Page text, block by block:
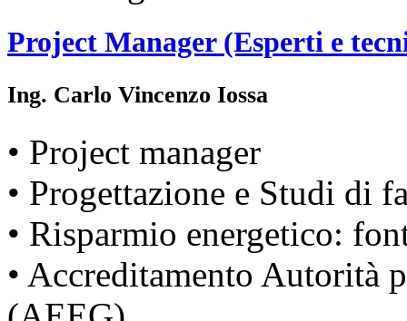
Project Manager (Esperti e
Ing. Carlo Vincenzo Iossa
• Project manager
• Progettazione e Studi di
• Risparmio energetico:
• Accreditamento Autorità